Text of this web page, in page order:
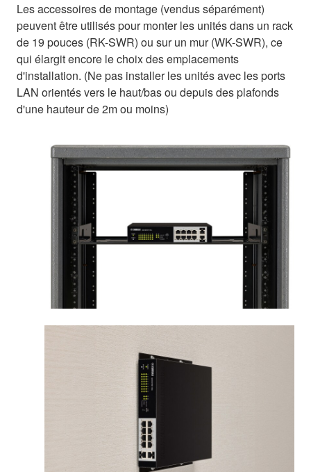
Les accessoires de montage (vendus séparément)
peuvent être utilisés pour monter les unités dans un rack
de 19 pouces (RK-SWR) ou sur un mur (WK-SWR), ce
qui élargit encore le choix des emplacements
d'installation. (Ne pas installer les unités avec les ports
LAN orientés vers le haut/bas ou depuis des plafonds
d'une hauteur de 2m ou moins)